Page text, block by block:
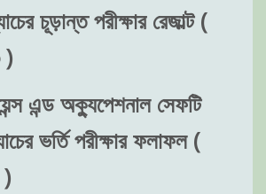
চূড়ান্ত পরীক্ষার রেজাল্ট (
)
এন্ড অক্যুপেশনাল সেফটি
ভর্তি পরীক্ষার ফলাফল (